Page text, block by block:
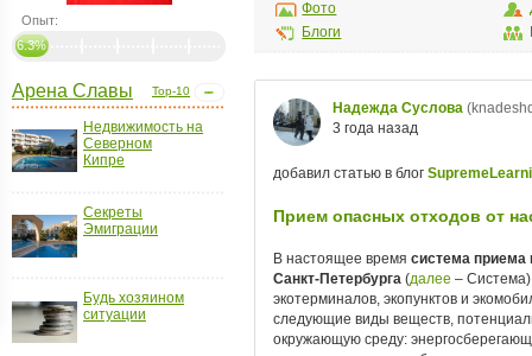
друзей
рассылку
Опыт:
6.3%
Top-10
Арена Славы
Недвижимость на
Северном
Кипре
Секреты
Эмиграции
Будь хозяином
ситуации
Фото
Блоги